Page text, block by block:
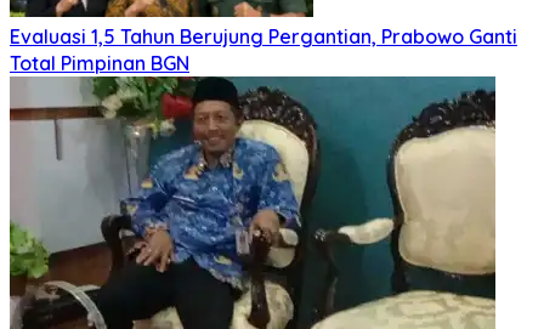
Evaluasi 1,5 Tahun Berujung Pergantian, Prabowo Ganti
Total Pimpinan BGN